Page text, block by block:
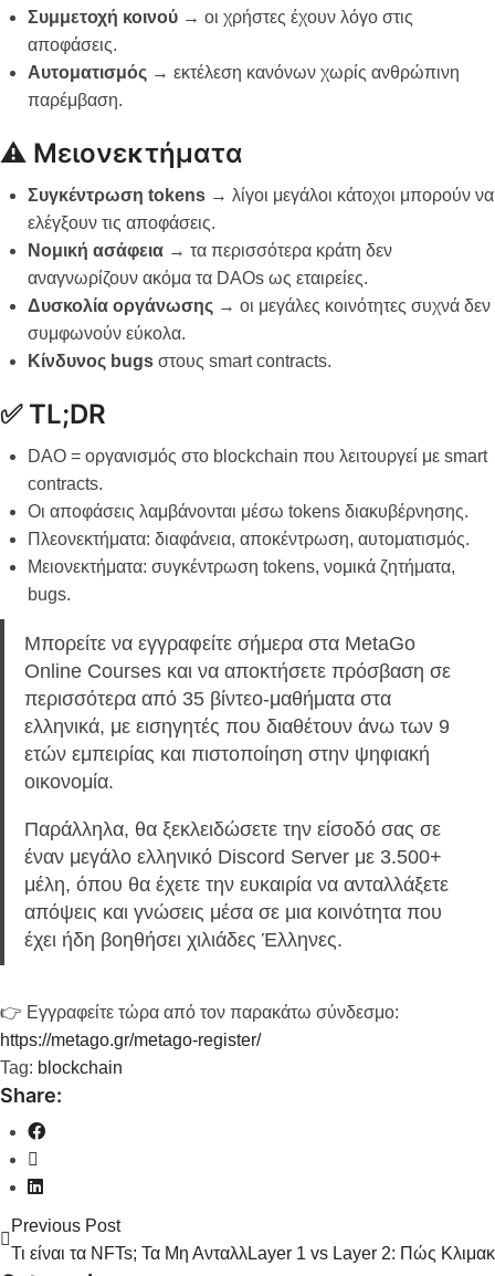
Συμμετοχή κοινού → οι χρήστες έχουν λόγο στις
αποφάσεις.
Αυτοματισμός → εκτέλεση κανόνων χωρίς ανθρώπινη
παρέμβαση.
⚠️ Μειονεκτήματα
Συγκέντρωση tokens → λίγοι μεγάλοι κάτοχοι μπορούν να
ελέγξουν τις αποφάσεις.
Νομική ασάφεια → τα περισσότερα κράτη δεν
αναγνωρίζουν ακόμα τα DAOs ως εταιρείες.
Δυσκολία οργάνωσης → οι μεγάλες κοινότητες συχνά δεν
συμφωνούν εύκολα.
Κίνδυνος bugs στους smart contracts.
✅ TL;DR
DAO = οργανισμός στο blockchain που λειτουργεί με smart
contracts.
Οι αποφάσεις λαμβάνονται μέσω tokens διακυβέρνησης.
Πλεονεκτήματα: διαφάνεια, αποκέντρωση, αυτοματισμός.
Μειονεκτήματα: συγκέντρωση tokens, νομικά ζητήματα,
bugs.
Μπορείτε να εγγραφείτε σήμερα στα MetaGo
Online Courses και να αποκτήσετε πρόσβαση σε
περισσότερα από 35 βίντεο-μαθήματα στα
ελληνικά, με εισηγητές που διαθέτουν άνω των 9
ετών εμπειρίας και πιστοποίηση στην ψηφιακή
οικονομία.
Παράλληλα, θα ξεκλειδώσετε την είσοδό σας σε
έναν μεγάλο ελληνικό Discord Server με 3.500+
μέλη, όπου θα έχετε την ευκαιρία να ανταλλάξετε
απόψεις και γνώσεις μέσα σε μια κοινότητα που
έχει ήδη βοηθήσει χιλιάδες Έλληνες.
👉 Εγγραφείτε τώρα από τον παρακάτω σύνδεσμο:
https://metago.gr/metago-register/
Tag: blockchain
Share:
Previous Post
Τι είναι τα NFTs; Τα Μη Ανταλλάξιμα Διακριτικά.
Layer 1 vs Layer 2: Πώς